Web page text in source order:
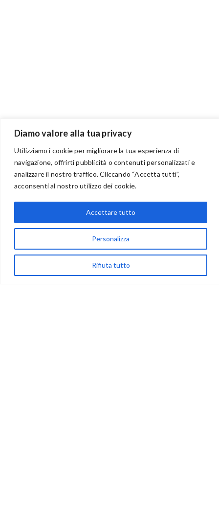
Diamo valore alla tua privacy
Utilizziamo i cookie per migliorare la tua esperienza di
navigazione, offrirti pubblicità o contenuti personalizzati e
analizzare il nostro traffico. Cliccando “Accetta tutti”,
acconsenti al nostro utilizzo dei cookie.
Personalizza
Rifiuta tutto
Accettare tutto
BENVENUTI NEL PORTALE RIVENDITORI
83024 Monteforte Irpino (AV)
info@ideepercreare.it